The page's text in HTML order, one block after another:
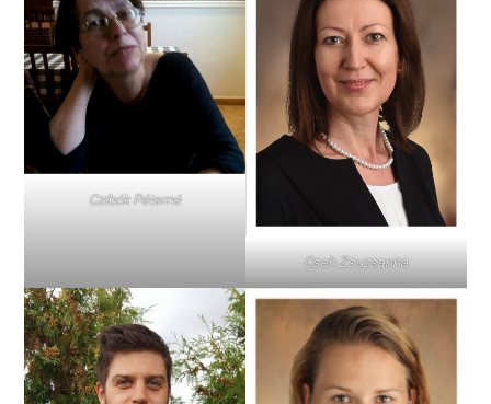
Czibók Péterné
Cseh Zsuzsanna